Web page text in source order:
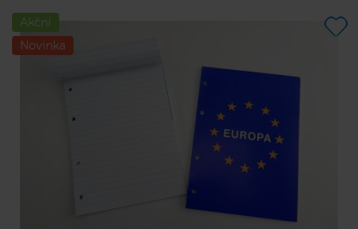
Akční
Novinka